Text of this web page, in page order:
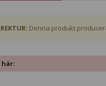
Denna produkt
här: